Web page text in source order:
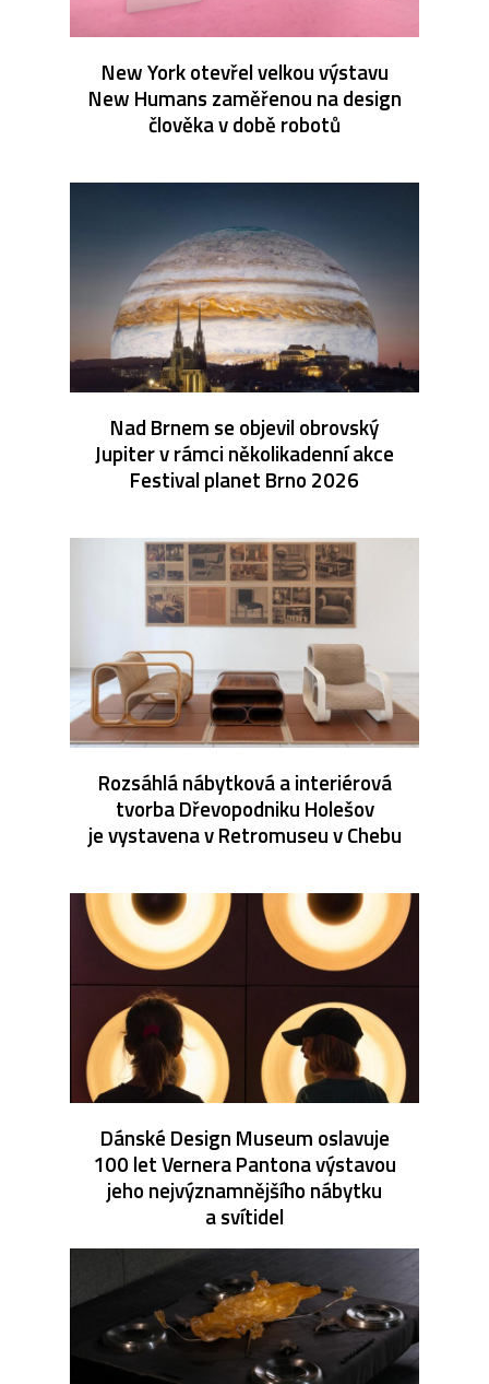
New York otevřel velkou výstavu
New Humans zaměřenou na design
člověka v době robotů
Nad Brnem se objevil obrovský
Jupiter v rámci několikadenní akce
Festival planet Brno 2026
Rozsáhlá nábytková a interiérová
tvorba Dřevopodniku Holešov
je vystavena v Retromuseu v Chebu
Dánské Design Museum oslavuje
100 let Vernera Pantona výstavou
jeho nejvýznamnějšího nábytku
a svítidel